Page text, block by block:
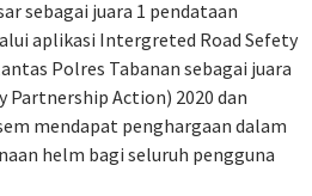
sebagai juara 1 pendataan
aplikasi Intergreted Road Sefety
Polres Tabanan sebagai juara
Partnership Action) 2020 dan
mendapat penghargaan dalam
helm bagi seluruh pengguna